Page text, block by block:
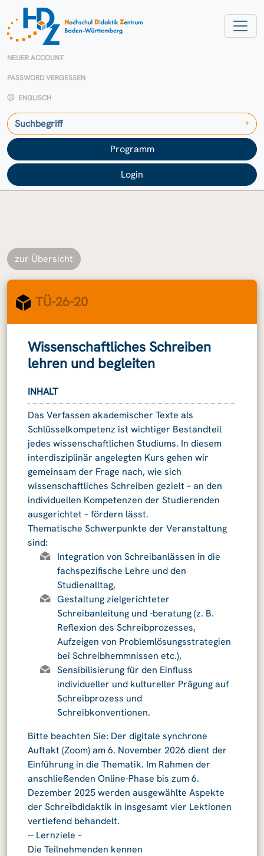
NEUER ACCOUNT
PASSWORD VERGESSEN
ENGLISCH
Programm
Login
zur Übersicht
TÜ-26-20
Wissenschaftliches Schreiben
lehren und begleiten
INHALT
Das Verfassen akademischer Texte als
Schlüsselkompetenz ist wichtiger Bestandteil
jedes wissenschaftlichen Studiums. In diesem
interdisziplinär angelegten Kurs gehen wir
gemeinsam der Frage nach, wie sich
wissenschaftliches Schreiben gezielt – an den
individuellen Kompetenzen der Studierenden
ausgerichtet – fördern lässt.
Thematische Schwerpunkte der Veranstaltung
sind:
Integration von Schreibanlässen in die
fachspezifische Lehre und den
Studienalltag,
Gestaltung zielgerichteter
Schreibanleitung und -beratung (z. B.
Reflexion des Schreibprozesses,
Aufzeigen von Problemlösungsstrategien
bei Schreibhemmnissen etc.),
Sensibilisierung für den Einfluss
individueller und kultureller Prägung auf
Schreibprozess und
Schreibkonventionen.
Bitte beachten Sie: Der digitale synchrone
Auftakt (Zoom) am 6. November 2026 dient der
Einführung in die Thematik. Im Rahmen der
anschließenden Online-Phase bis zum 6.
Dezember 2025 werden ausgewählte Aspekte
der Schreibdidaktik in insgesamt vier Lektionen
vertiefend behandelt.
-- Lernziele –
Die Teilnehmenden kennen